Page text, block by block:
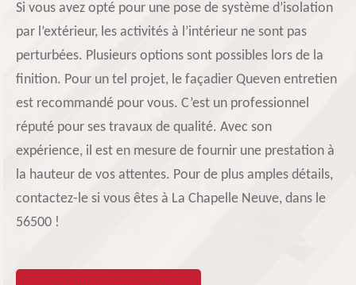
Si vous avez opté pour une pose de système d’isolation
par l’extérieur, les activités à l’intérieur ne sont pas
perturbées. Plusieurs options sont possibles lors de la
finition. Pour un tel projet, le façadier Queven entretien
est recommandé pour vous. C’est un professionnel
réputé pour ses travaux de qualité. Avec son
expérience, il est en mesure de fournir une prestation à
la hauteur de vos attentes. Pour de plus amples détails,
contactez-le si vous êtes à La Chapelle Neuve, dans le
56500 !